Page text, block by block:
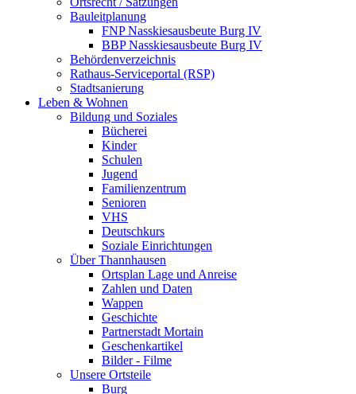
Bauleitplanung
FNP Nasskiesausbeute Burg IV
BBP Nasskiesausbeute Burg IV
Behördenverzeichnis
Rathaus-Serviceportal (RSP)
Stadtsanierung
Leben & Wohnen
Bildung und Soziales
Bücherei
Kinder
Schulen
Jugend
Familienzentrum
Senioren
VHS
Deutschkurs
Soziale Einrichtungen
Über Thannhausen
Ortsplan Lage und Anreise
Zahlen und Daten
Wappen
Geschichte
Partnerstadt Mortain
Geschenkartikel
Bilder - Filme
Unsere Ortsteile
Burg